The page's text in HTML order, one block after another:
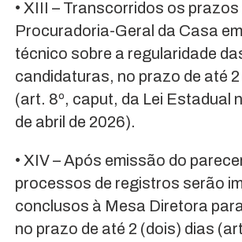
• XIII – Transcorridos os
Procuradoria-Geral da Casa
técnico sobre a regularidade
candidaturas, no prazo de até
(art. 8º, caput, da Lei Estadual
de abril de 2026).
• XIV – Após emissão do
processos de registros serão
conclusos à Mesa Diretora
no prazo de até 2 (dois) dias